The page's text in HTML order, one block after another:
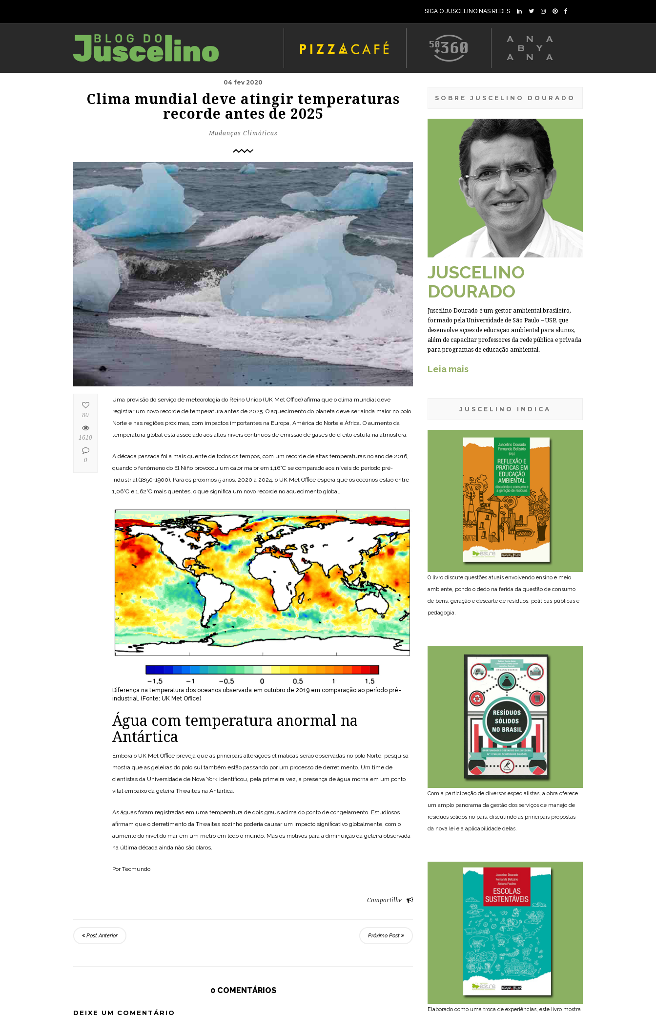
SIGA O JUSCELINO NAS REDES
04 fev 2020
Clima mundial deve atingir temperaturas
recorde antes de 2025
Mudanças Climáticas
Uma previsão do serviço de meteorologia do Reino Unido (UK Met Office) afirma que o clima mundial deve
registrar um novo recorde de temperatura antes de 2025. O aquecimento do planeta deve ser ainda maior no polo
Norte e nas regiões próximas, com impactos importantes na Europa, América do Norte e África. O aumento da
temperatura global está associado aos altos níveis contínuos de emissão de gases do efeito estufa na atmosfera.
A década passada foi a mais quente de todos os tempos, com um recorde de altas temperaturas no ano de 2016,
quando o fenômeno do El Niño provocou um calor maior em 1,16°C se comparado aos níveis do período pré-
industrial (1850-1900). Para os próximos 5 anos, 2020 a 2024, o UK Met Office espera que os oceanos estão entre
1,06°C e 1,62°C mais quentes, o que significa um novo recorde no aquecimento global.
Diferença na temperatura dos oceanos observada em outubro de 2019 em comparação ao período pré-
industrial. (Fonte: UK Met Office)
Água com temperatura anormal na
Antártica
Embora o UK Met Office preveja que as principais alterações climáticas serão observadas no polo Norte, pesquisa
mostra que as geleiras do polo sul também estão passando por um processo de derretimento. Um time de
cientistas da Universidade de Nova York identificou, pela primeira vez, a presença de água morna em um ponto
vital embaixo da geleira Thwaites na Antártica.
As águas foram registradas em uma temperatura de dois graus acima do ponto de congelamento. Estudiosos
afirmam que o derretimento da Thwaites sozinho poderia causar um impacto significativo globalmente, com o
aumento do nível do mar em um metro em todo o mundo. Mas os motivos para a diminuição da geleira observada
na última década ainda não são claros.
Por Tecmundo
Compartilhe
80
1610
0
Post Anterior Próximo Post
0 COMENTÁRIOS
DEIXE UM COMENTÁRIO
SOBRE JUSCELINO DOURADO
JUSCELINO
DOURADO
Juscelino Dourado é um gestor ambiental brasileiro,
formado pela Universidade de São Paulo – USP, que
desenvolve ações de educação ambiental para alunos,
além de capacitar professores da rede pública e privada
para programas de educação ambiental.
Leia mais
JUSCELINO INDICA
O livro discute questões atuais envolvendo ensino e meio
ambiente, pondo o dedo na ferida da questão de consumo
de bens, geração e descarte de resíduos, políticas públicas e
pedagogia.
Com a participação de diversos especialistas, a obra oferece
um amplo panorama da gestão dos serviços de manejo de
resíduos sólidos no país, discutindo as principais propostas
da nova lei e a aplicabilidade delas.
Elaborado como uma troca de experiências, este livro mostra